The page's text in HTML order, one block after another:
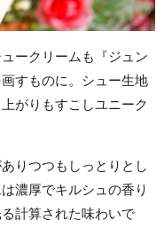
ークリームも『ジュン
すものに。シュー生地
がりもすこしユニーク
りつつもしっとりとし
濃厚でキルシュの香り
計算された味わいで